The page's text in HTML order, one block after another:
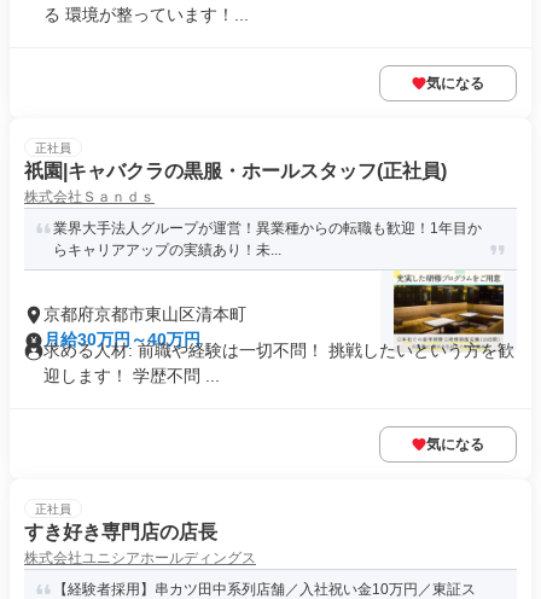
る 環境が整っています！...
気になる
正社員
祇園|キャバクラの黒服・ホールスタッフ(正社員)
株式会社Ｓａｎｄｓ
業界大手法人グループが運営！異業種からの転職も歓迎！1年目か
らキャリアアップの実績あり！未...
京都府京都市東山区清本町
月給30万円～40万円
求める人材: 前職や経験は一切不問！ 挑戦したいという方を歓
迎します！ 学歴不問 ...
気になる
正社員
すき好き専門店の店長
株式会社ユニシアホールディングス
【経験者採用】串カツ田中系列店舗／入社祝い金10万円／東証ス